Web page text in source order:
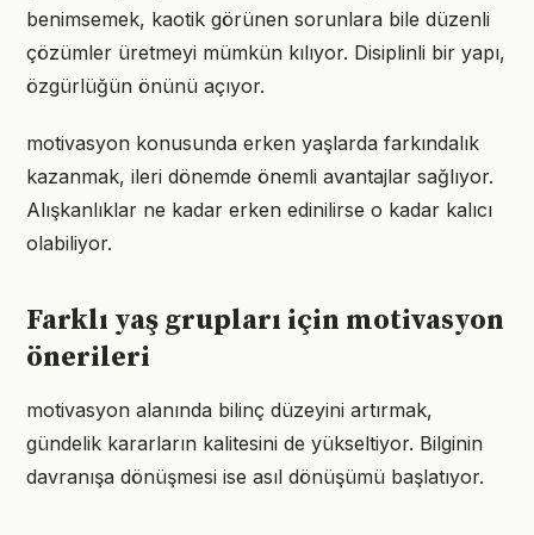
benimsemek, kaotik görünen sorunlara bile düzenli
çözümler üretmeyi mümkün kılıyor. Disiplinli bir yapı,
özgürlüğün önünü açıyor.
motivasyon konusunda erken yaşlarda farkındalık
kazanmak, ileri dönemde önemli avantajlar sağlıyor.
Alışkanlıklar ne kadar erken edinilirse o kadar kalıcı
olabiliyor.
Farklı yaş grupları için motivasyon
önerileri
motivasyon alanında bilinç düzeyini artırmak,
gündelik kararların kalitesini de yükseltiyor. Bilginin
davranışa dönüşmesi ise asıl dönüşümü başlatıyor.